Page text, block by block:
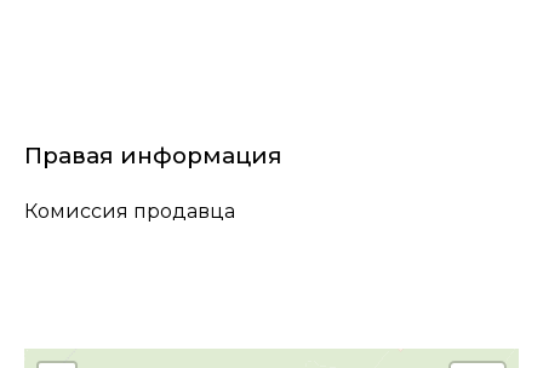
Правая информация
Комиссия продавца